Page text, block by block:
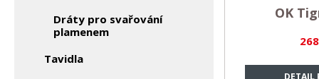
Dráty pro svařování
plamenem
Tavidla
DETAIL
OK